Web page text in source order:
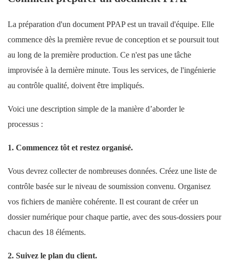
La préparation d'un document PPAP est un travail d'équipe. Elle
commence dès la première revue de conception et se poursuit tout
au long de la première production. Ce n'est pas une tâche
improvisée à la dernière minute. Tous les services, de l'ingénierie
au contrôle qualité, doivent être impliqués.
Voici une description simple de la manière d’aborder le
processus :
1. Commencez tôt et restez organisé.
Vous devrez collecter de nombreuses données. Créez une liste de
contrôle basée sur le niveau de soumission convenu. Organisez
vos fichiers de manière cohérente. Il est courant de créer un
dossier numérique pour chaque partie, avec des sous-dossiers pour
chacun des 18 éléments.
2. Suivez le plan du client.